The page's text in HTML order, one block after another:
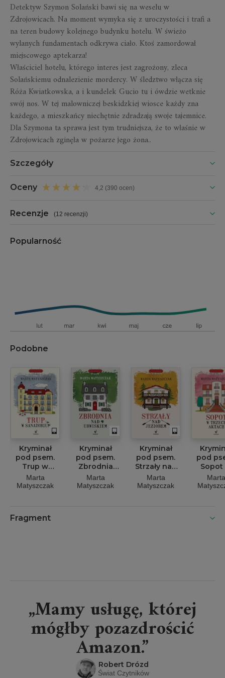
Detektyw Szymon Solański bawi się na weselu w
Zdrojowicach. Na moment wymyka się z uroczystości i trafi a
na teren budowy kolejnego budynku hotelu. W świeżo
wylanych fundamentach odkrywa ciało. Ktoś zamordował
miejscowego aptekarza!
Właściciel hotelu, którego interes jest zagrożony, zleca
Solańskiemu odnalezienie mordercy. W śledztwo włącza się
Róża Kwiatkowska, a i kundelek Gucio tu i ówdzie wetknie
swój nos. W tej malowniczej beskidzkiej wiosce każdy zna
każdego, a mieszkańcy niechętnie zdradzają swoje tajemnice.
Dla Szymona ta sprawa jest tym trudniejsza, że to właśnie w
Zdrojowicach zginęła w pożarze jego żona..
Szczegóły
Oceny 4,2 (390 ocen)
Recenzje (12 recenzji)
Popularność
Podobne
Kryminał
pod psem.
Trup w
sanatorium
Marta
Matyszczak
Kryminał
pod psem.
Zbrodnia
nad
urwiskiem
Marta
Matyszczak
Kryminał
pod psem.
Strzały nad
jeziorem
Marta
Matyszczak
pod
Sopot
Marta
Fragment
„Mamy usługę, której
mógłby pozazdrościć
Amazon.”
Robert Drózd
Świat Czytników